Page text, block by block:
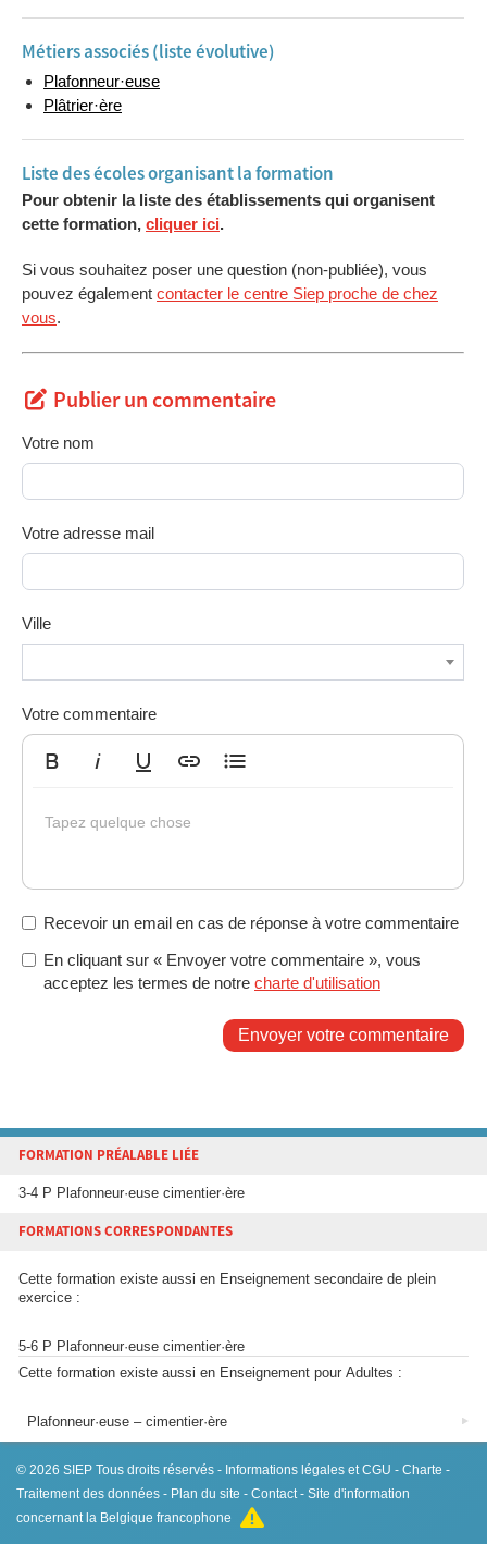
UAA 4
Monter des
cloisons
intérieures en
9
UAA 3
Réaliser une
cloison légère et
un plafond en
plaques de plâtre
18
UAA 1
(concomittante 1e
Réaliser un
plafonnage
18 (1e année)
19 (2e année)
finition extérieurs
remédiations,
Métiers associés (liste évolutive)
Plafonneur·euse
Plâtrier·ère
Liste des écoles organisant la formation
Pour obtenir la liste des établissements qui organisent
cette formation, cliquer ici.
Si vous souhaitez poser une question (non-publiée), vous
pouvez également contacter le centre Siep proche de chez
vous.
Publier un commentaire
Votre nom
Votre adresse mail
Ville
Votre commentaire
Tapez quelque chose
Recevoir un email en cas de réponse à votre commentaire
En cliquant sur « Envoyer votre commentaire », vous
acceptez les termes de notre charte d'utilisation
Envoyer votre commentaire
FORMATION PRÉALABLE LIÉE
3-4 P Plafonneur·euse cimentier·ère
FORMATIONS CORRESPONDANTES
Cette formation existe aussi en Enseignement secondaire de plein
exercice :
5-6 P Plafonneur·euse cimentier·ère
Cette formation existe aussi en Enseignement pour Adultes :
Plafonneur·euse – cimentier·ère
© 2026 SIEP Tous droits réservés - Informations légales et CGU - Charte -
Traitement des données - Plan du site - Contact- Site d'information
concernant la Belgique francophone